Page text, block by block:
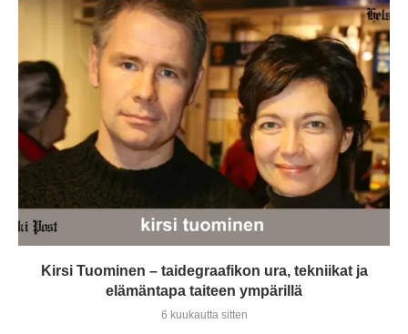
Kirsi Tuominen – taidegraafikon ura, tekniikat ja
elämäntapa taiteen ympärillä
6 kuukautta sitten